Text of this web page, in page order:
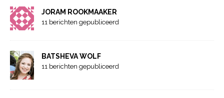
JORAM ROOKMAAKER
11 berichten gepubliceerd
BATSHEVA WOLF
11 berichten gepubliceerd